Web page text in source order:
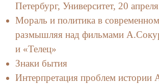
Петербург, Университет, 20
Мораль и политика в современном
размышляя над фильмами
и «Телец»
Знаки бытия
Интерпретация проблем истории